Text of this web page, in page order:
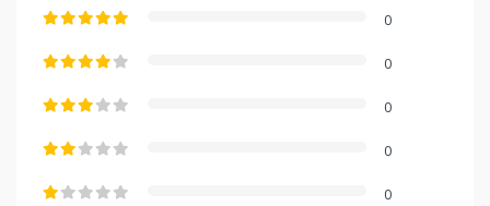
0
0
0
0
0